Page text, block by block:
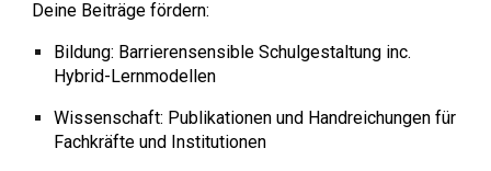
Deine Beiträge fördern:
Bildung: Barrierensensible Schulgestaltung inc.
Hybrid-Lernmodellen
Wissenschaft: Publikationen und Handreichungen für
Fachkräfte und Institutionen